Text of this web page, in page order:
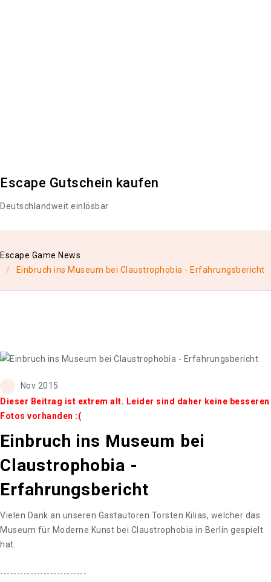
Escape Gutschein kaufen
Deutschlandweit einlösbar
Escape Game News
Einbruch ins Museum bei Claustrophobia - Erfahrungsbericht
Nov 2015
Dieser Beitrag ist extrem alt. Leider sind daher keine besseren
Fotos vorhanden :(
Einbruch ins Museum bei
Claustrophobia -
Erfahrungsbericht
Vielen Dank an unseren Gastautoren Torsten Kilias, welcher das
Museum für Moderne Kunst bei Claustrophobia in Berlin gespielt
hat.
--------------------------